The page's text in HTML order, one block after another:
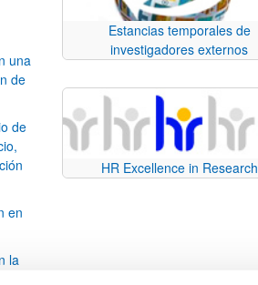
una
de
de
en
la
Estancias temporales de
investigadores externos
HR Excellence in Research